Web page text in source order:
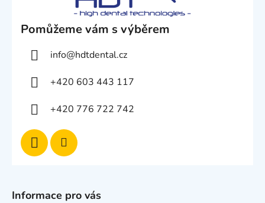
Pomůžeme vám s výběrem
info@hdtdental.cz
+420 603 443 117
+420 776 722 742
Informace pro vás